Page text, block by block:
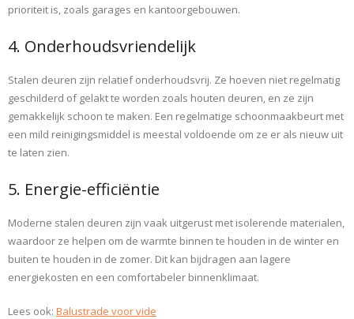
prioriteit is, zoals garages en kantoorgebouwen.
4. Onderhoudsvriendelijk
Stalen deuren zijn relatief onderhoudsvrij. Ze hoeven niet regelmatig
geschilderd of gelakt te worden zoals houten deuren, en ze zijn
gemakkelijk schoon te maken. Een regelmatige schoonmaakbeurt met
een mild reinigingsmiddel is meestal voldoende om ze er als nieuw uit
te laten zien.
5. Energie-efficiëntie
Moderne stalen deuren zijn vaak uitgerust met isolerende materialen,
waardoor ze helpen om de warmte binnen te houden in de winter en
buiten te houden in de zomer. Dit kan bijdragen aan lagere
energiekosten en een comfortabeler binnenklimaat.
Lees ook: Balustrade voor vide